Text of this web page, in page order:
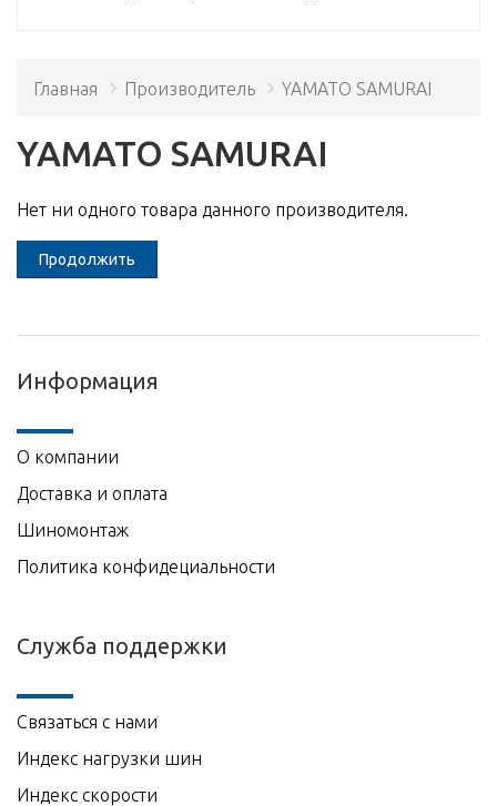
Главная Производитель YAMATO SAMURAI
YAMATO SAMURAI
Нет ни одного товара данного производителя.
Продолжить
Информация
О компании
Доставка и оплата
Шиномонтаж
Политика конфидециальности
Служба поддержки
Связаться с нами
Индекс нагрузки шин
Индекс скорости